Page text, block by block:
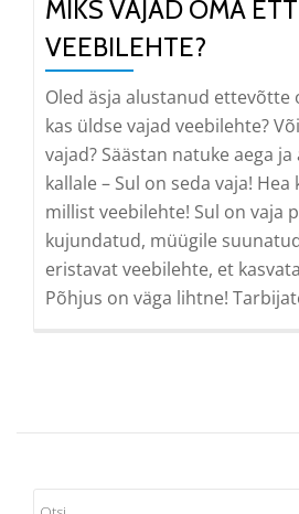
MIKS VAJAD OMA
VEEBILEHTE?
Oled äsja alustanud ettevõtte
kas üldse vajad veebilehte?
vajad? Säästan natuke aega
kallale – Sul on seda vaja!
millist veebilehte! Sul on vaja
kujundatud, müügile
eristavat veebilehte, et
Põhjus on väga lihtne!